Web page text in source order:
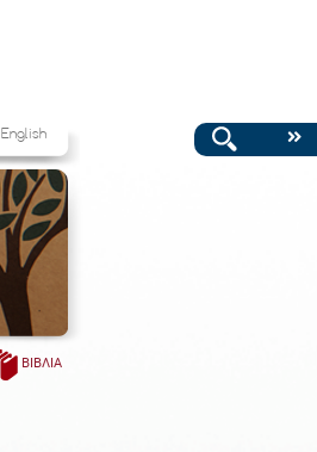
English
ΒΙΒΛΊΑ